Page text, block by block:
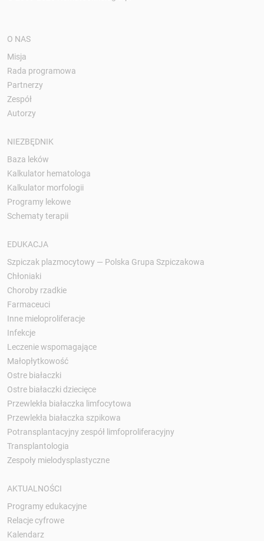
O NAS
Misja
Rada programowa
Partnerzy
Zespół
Autorzy
NIEZBĘDNIK
Baza leków
Kalkulator hematologa
Kalkulator morfologii
Programy lekowe
Schematy terapii
EDUKACJA
Szpiczak plazmocytowy — Polska Grupa Szpiczakowa
Chłoniaki
Choroby rzadkie
Farmaceuci
Inne mieloproliferacje
Infekcje
Leczenie wspomagające
Małopłytkowość
Ostre białaczki
Ostre białaczki dziecięce
Przewlekła białaczka limfocytowa
Przewlekła białaczka szpikowa
Potransplantacyjny zespół limfoproliferacyjny
Transplantologia
Zespoły mielodysplastyczne
AKTUALNOŚCI
Programy edukacyjne
Relacje cyfrowe
Kalendarz